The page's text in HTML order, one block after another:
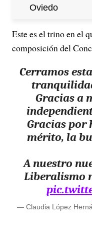
Oviedo
Este es el trino en el
composición del
Cerramos
Gracias a
Gracias por
mérito, la
A nuestro
Liberalismo
— Claudia López